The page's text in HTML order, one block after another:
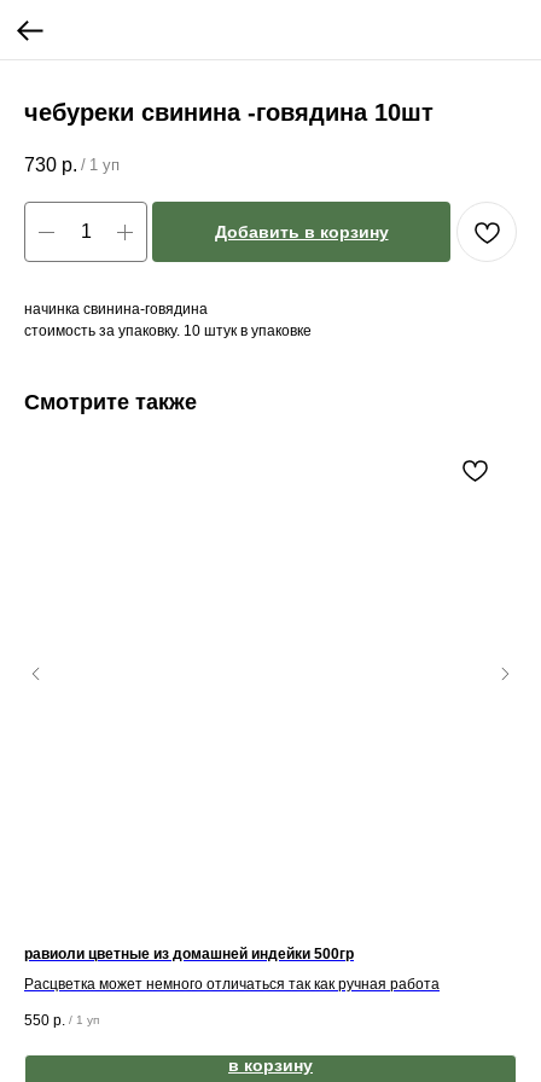
чебуреки свинина -говядина 10шт
730 р. / 1 уп
Добавить в корзину
начинка свинина-говядина
стоимость за упаковку. 10 штук в упаковке
Смотрите также
равиоли цветные из домашней индейки 500гр
Расцветка может немного отличаться так как ручная работа
550 р. / 1 уп
в корзину